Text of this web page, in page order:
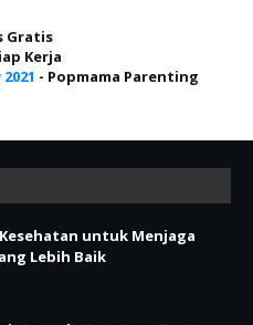
Gratis
Kerja
- Popmama Parenting
untuk Menjaga
Lebih Baik